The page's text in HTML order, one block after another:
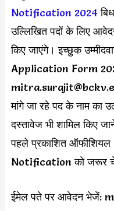
Notification 2024
उल्लिखित पदों के लिए
किए जाएंगे। इच्छुक
Application Form
मांगे जा रहे पद के नाम
दस्तावेज भी शामिल किए
पहले प्रकाशित ऑफीशियल
Notification को जरूर
ईमेल पते पर आवेदन भेजें: